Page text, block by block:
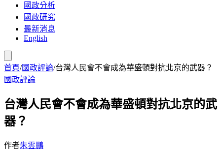
國政分析
國政研究
最新消息
English
首頁/國政評論/台灣人民會不會成為華盛頓對抗北京的武器？
國政評論
台灣人民會不會成為華盛頓對抗北京的武
器？
作者朱雲鵬